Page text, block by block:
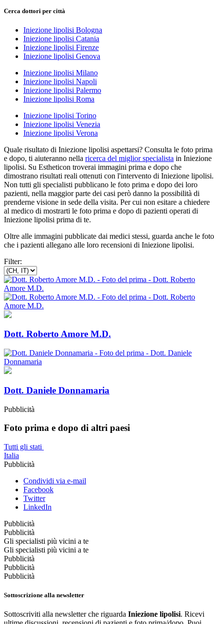
Cerca dottori per città
Iniezione lipolisi Bologna
Iniezione lipolisi Catania
Iniezione lipolisi Firenze
Iniezione lipolisi Genova
Iniezione lipolisi Milano
Iniezione lipolisi Napoli
Iniezione lipolisi Palermo
Iniezione lipolisi Roma
Iniezione lipolisi Torino
Iniezione lipolisi Venezia
Iniezione lipolisi Verona
Quale risultato di Iniezione lipolisi aspettarsi? Consulta le foto prima
e dopo, ti aiuteranno nella ricerca del miglior specialista in Iniezione
lipolisi. Su Estheticon troverai immagini prima e dopo che
dimostrano risultati reali ottenuti con l'intervento di Iniezione lipolisi.
Non tutti gli specialisti pubblicano le foto prima e dopo dei loro
pazienti, nella maggior parte dei casi però danno la possibilità di
prenderne visione in sede della visita. Per cui non esitare a chiedere
al medico di mostrarti le foto prima e dopo di pazienti operati di
Iniezione lipolisi prima di te.
Oltre alle immagini pubblicate dai medici stessi, guarda anche le foto
che i pazienti allegano alle loro recensioni di Iniezione lipolisi.
Filter:
Dott. Roberto Amore M.D.
Dott. Daniele Donnamaria
Pubblicità
Foto prima e dopo di altri paesi
Tutti gli stati
Italia
Pubblicità
Condividi via e-mail
Facebook
Twitter
LinkedIn
Pubblicità
Pubblicità
Gli specialisti più vicini a te
Gli specialisti più vicini a te
Pubblicità
Pubblicità
Pubblicità
Sottoscrizione alla newsletter
Sottoscriviti alla newsletter che riguarda Iniezione lipolisi. Ricevi